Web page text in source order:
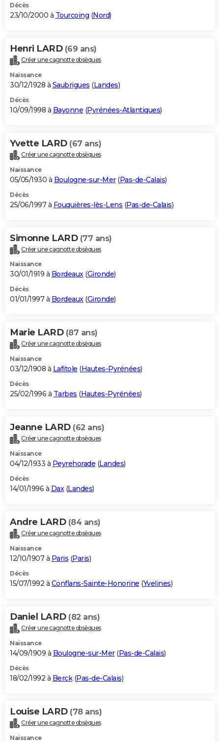
Décès
23/10/2000 à Tourcoing (Nord)
Henri LARD (69 ans)
Créer une cagnotte obsèques
Naissance
30/12/1928 à Saubrigues (Landes)
Décès
10/09/1998 à Bayonne (Pyrénées-Atlantiques)
Yvette LARD (67 ans)
Créer une cagnotte obsèques
Naissance
05/05/1930 à Boulogne-sur-Mer(Pas-de-Calais)
Décès
25/06/1997 à Fouquières-lès-Lens (Pas-de-Calais)
Simonne LARD (77 ans)
Créer une cagnotte obsèques
Naissance
30/01/1919 à Bordeaux(Gironde)
Décès
01/01/1997 à Bordeaux(Gironde)
Marie LARD (87 ans)
Créer une cagnotte obsèques
Naissance
03/12/1908 à Lafitole (Hautes-Pyrénées)
Décès
25/02/1996 à Tarbes (Hautes-Pyrénées)
Jeanne LARD (62 ans)
Créer une cagnotte obsèques
Naissance
04/12/1933 à Peyrehorade (Landes)
Décès
14/01/1996 à Dax(Landes)
Andre LARD (84 ans)
Créer une cagnotte obsèques
Naissance
12/10/1907 à Paris (Paris)
Décès
15/07/1992 à Conflans-Sainte-Honorine (Yvelines)
Daniel LARD (82 ans)
Créer une cagnotte obsèques
Naissance
14/09/1909 à Boulogne-sur-Mer(Pas-de-Calais)
Décès
18/02/1992 à Berck(Pas-de-Calais)
Louise LARD (78 ans)
Créer une cagnotte obsèques
Naissance